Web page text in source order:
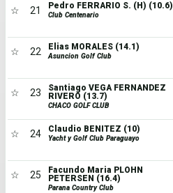
☆ 21 Pedro FERRARIO S. (H) (10.6)
Club Centenario
☆ 22 Elias MORALES (14.1)
Asuncion Golf Club
☆ 23
Santiago VEGA FERNANDEZ
RIVERO (13.7)
CHACO GOLF CLUB
☆ 24 Claudio BENITEZ (10)
Yacht y Golf Club Paraguayo
☆ 25
Facundo Maria PLOHN
PETERSEN (16.4)
Parana Country Club